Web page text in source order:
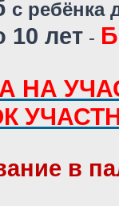
с ребёнка
10 лет -
НА
в